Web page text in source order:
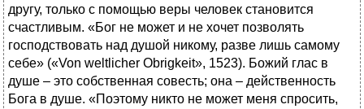
другу, только с помощью веры человек становится
счастливым. «Бог не может и не хочет позволять
господствовать над душой никому, разве лишь самому
себе» («Von weltlicher Obrigkeit», 1523). Божий глас в
душе – это собственная совесть; она – действенность
Бога в душе. «Поэтому никто не может меня спросить,